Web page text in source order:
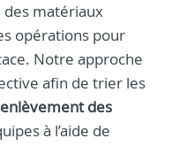
matériaux
opérations pour
Notre approche
afin de trier les
enlèvement des
à l’aide de